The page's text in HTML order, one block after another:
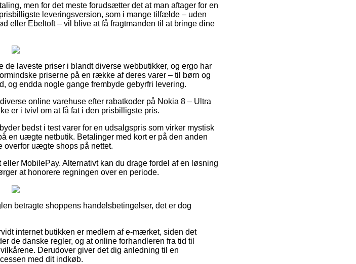
men for det meste forudsætter det at man aftager for en
leveringsversion, som i mange tilfælde – uden
eller Ebeltoft – vil blive at få fragtmanden til at bringe dine
laveste priser i blandt diverse webbutikker, og ergo har
priserne på en række af deres varer – til børn og
og endda nogle gange frembyde gebyrfri levering.
online varehuse efter rabatkoder på Nokia 8 – Ultra
er i tvivl om at få fat i den prisbilligste pris.
bedst i test varer for en udsalgspris som virker mystisk
en uægte netbutik. Betalinger med kort er på den anden
overfor uægte shops på nettet.
MobilePay. Alternativt kan du drage fordel af en løsning
at honorere regningen over en periode.
betragte shoppens handelsbetingelser, det er dog
internet butikken er medlem af e-mærket, siden det
de danske regler, og at online forhandleren fra tid til
Derudover giver det dig anledning til en
med dit indkøb.